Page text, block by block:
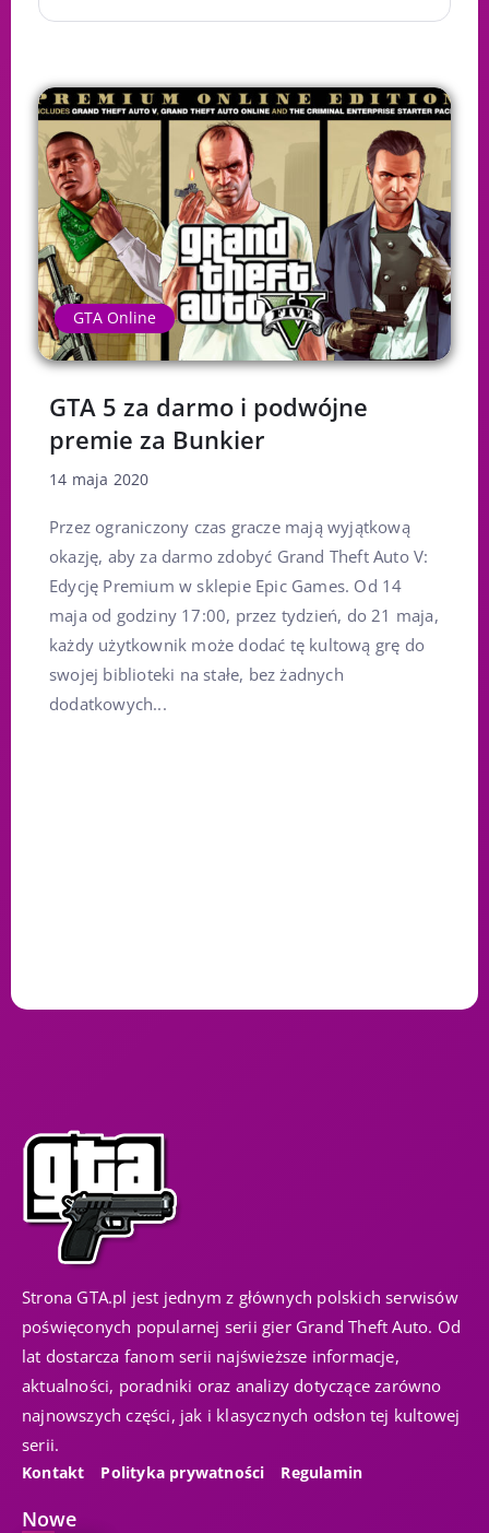
GTA Online
GTA 5 za darmo i podwójne
premie za Bunkier
14 maja 2020
Przez ograniczony czas gracze mają wyjątkową
okazję, aby za darmo zdobyć Grand Theft Auto V:
Edycję Premium w sklepie Epic Games. Od 14
maja od godziny 17:00, przez tydzień, do 21 maja,
każdy użytkownik może dodać tę kultową grę do
swojej biblioteki na stałe, bez żadnych
dodatkowych...
Strona GTA.pl jest jednym z głównych polskich serwisów
poświęconych popularnej serii gier Grand Theft Auto. Od
lat dostarcza fanom serii najświeższe informacje,
aktualności, poradniki oraz analizy dotyczące zarówno
najnowszych części, jak i klasycznych odsłon tej kultowej
serii.
Kontakt Polityka prywatności Regulamin
Nowe